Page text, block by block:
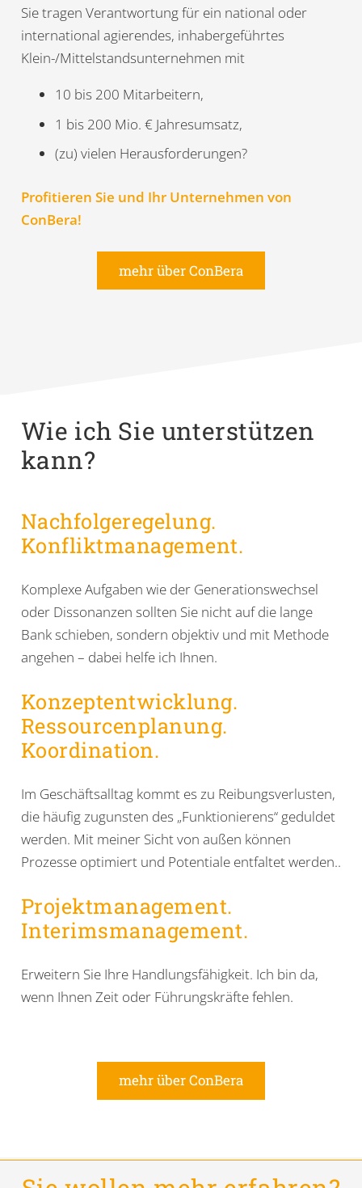
Sie tragen Verantwortung für ein national oder
international agierendes, inhabergeführtes
Klein-/Mittelstandsunternehmen mit
10 bis 200 Mitarbeitern,
1 bis 200 Mio. € Jahresumsatz,
(zu) vielen Herausforderungen?
Profitieren Sie und Ihr Unternehmen von
ConBera!
mehr über ConBera
Wie ich Sie unterstützen
kann?
Nachfolgeregelung.
Konfliktmanagement.
Komplexe Aufgaben wie der Generationswechsel
oder Dissonanzen sollten Sie nicht auf die lange
Bank schieben, sondern objektiv und mit Methode
angehen – dabei helfe ich Ihnen.
Konzeptentwicklung.
Ressourcenplanung.
Koordination.
Im Geschäftsalltag kommt es zu Reibungsverlusten,
die häufig zugunsten des „Funktionierens“ geduldet
werden. Mit meiner Sicht von außen können
Prozesse optimiert und Potentiale entfaltet werden..
Projektmanagement.
Interimsmanagement.
Erweitern Sie Ihre Handlungsfähigkeit. Ich bin da,
wenn Ihnen Zeit oder Führungskräfte fehlen.
mehr über ConBera